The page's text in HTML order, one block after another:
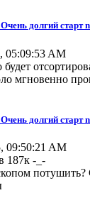
долгий старт
05:09:53 AM
мгновенно
долгий старт
09:50:21 AM
187к -_-